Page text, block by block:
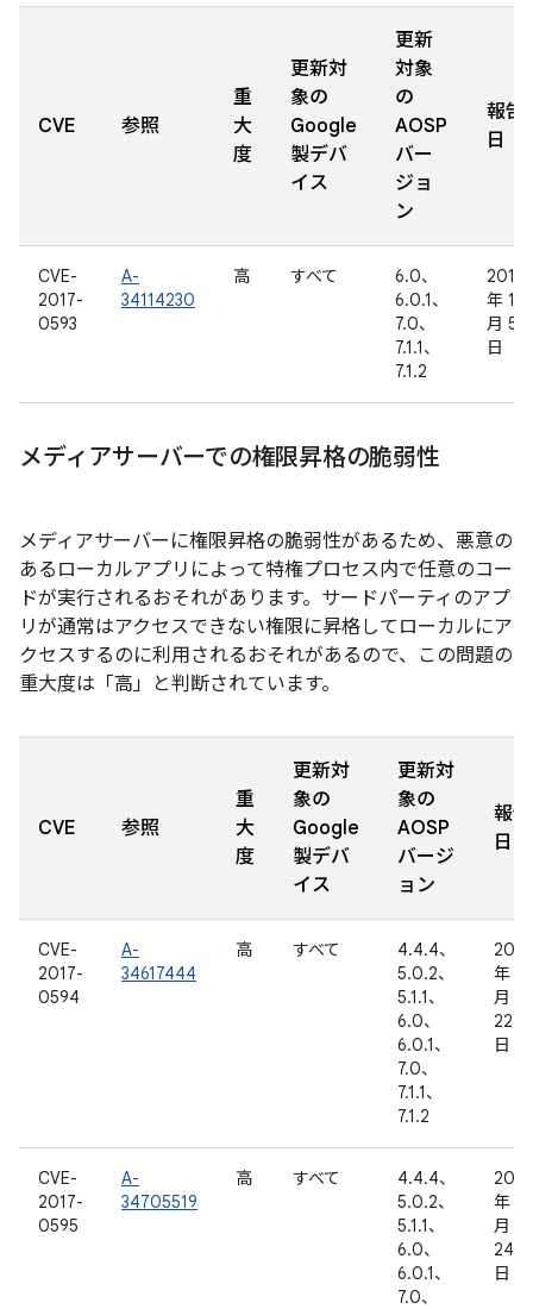
CVE 参照
重
大
度
更新対
象の
Google
製デバ
イス
更新
対象
の
AOSP
バー
ジョ
ン
報告
日
CVE-
2017-
0593
A-
34114230
高 すべて
6.0、
6.0.1、
7.0、
7.1.1、
7.1.2
2017
年 1
月 5
日
メディアサーバーでの権限昇格の脆弱性
メディアサーバーに権限昇格の脆弱性があるため、悪意の
あるローカルアプリによって特権プロセス内で任意のコー
ドが実行されるおそれがあります。サードパーティのアプ
リが通常はアクセスできない権限に昇格してローカルにア
クセスするのに利用されるおそれがあるので、この問題の
重大度は「高」と判断されています。
CVE 参照
重
大
度
更新対
象の
Google
製デバ
イス
更新対
象の
AOSP
バージ
ョン
報告
日
CVE-
2017-
0594
A-
34617444
高 すべて
4.4.4、
5.0.2、
5.1.1、
6.0、
6.0.1、
7.0、
7.1.1、
7.1.2
2017
年 1
月
22
日
CVE-
2017-
0595
A-
34705519
高 すべて
4.4.4、
5.0.2、
5.1.1、
6.0、
6.0.1、
7.0、
2017
年 1
月
24
日